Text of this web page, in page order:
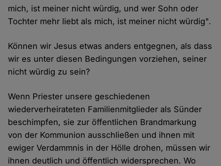
mich, ist meiner nicht würdig, und wer Sohn oder
Tochter mehr liebt als mich, ist meiner nicht würdig".
Können wir Jesus etwas anders entgegnen, als dass
wir es unter diesen Bedingungen vorziehen, seiner
nicht würdig zu sein?
Wenn Priester unsere geschiedenen
wiederverheirateten Familienmitglieder als Sünder
beschimpfen, sie zur öffentlichen Brandmarkung
von der Kommunion ausschließen und ihnen mit
ewiger Verdammnis in der Hölle drohen, müssen wir
ihnen deutlich und öffentlich widersprechen. Wo